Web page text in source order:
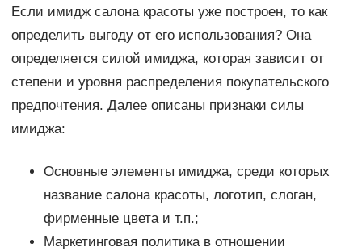
Если имидж салона красоты уже построен, то как
определить выгоду от его использования? Она
определяется силой имиджа, которая зависит от
степени и уровня распределения покупательского
предпочтения. Далее описаны признаки силы
имиджа:
Основные элементы имиджа, среди которых
название салона красоты, логотип, слоган,
фирменные цвета и т.п.;
Маркетинговая политика в отношении